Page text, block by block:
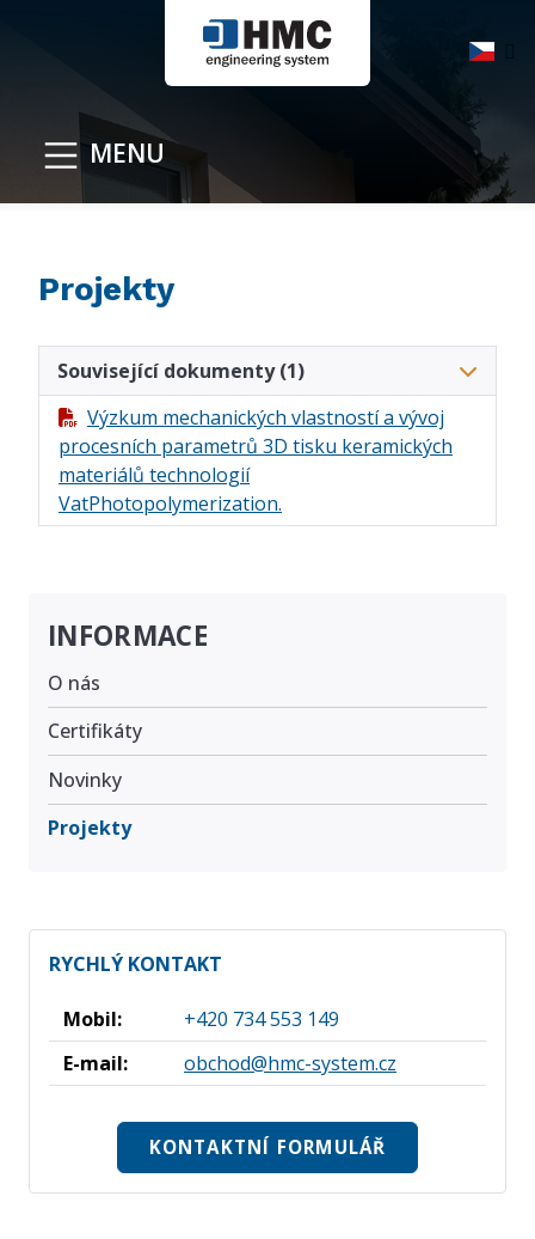
MENU
Projekty
Související dokumenty(1)
Výzkum mechanických vlastností a vývoj
procesních parametrů 3D tisku keramických
materiálů technologií
VatPhotopolymerization.
INFORMACE
O nás
Certifikáty
Novinky
Projekty
RYCHLÝ KONTAKT
Mobil:
+420 734 553 149
E-mail:
obchod@hmc-system.cz
KONTAKTNÍ FORMULÁŘ